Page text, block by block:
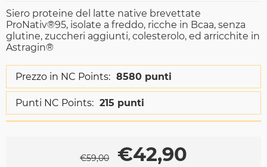
Siero proteine del latte native brevettate
ProNativ®95, isolate a freddo, ricche in Bcaa, senza
glutine, zuccheri aggiunti, colesterolo, ed arricchite in
Astragin®
Prezzo in NC Points: 8580 punti
Punti NC Points: 215 punti
€59,00 €42,90